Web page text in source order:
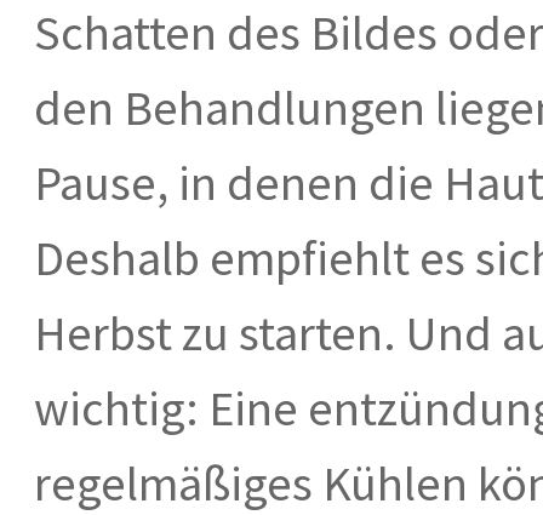
Schatten des Bildes
den Behandlungen
Pause, in denen die
Deshalb empfiehlt es
Herbst zu starten. Und
wichtig: Eine
regelmäßiges Kühlen